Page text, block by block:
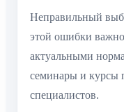
Неправильный
этой ошибки важно
актуальными
семинары и
специалистов.